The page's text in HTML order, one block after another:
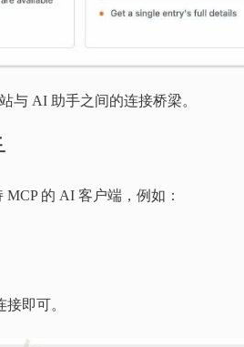
与 AI 助手之间的连接桥梁。
的 AI 客户端，例如：
即可。